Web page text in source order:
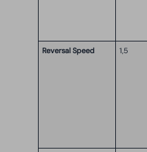
Reversal Speed
1,5